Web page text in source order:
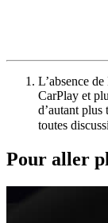
L’absence
CarPlay et
d’autant
toutes
Pour aller